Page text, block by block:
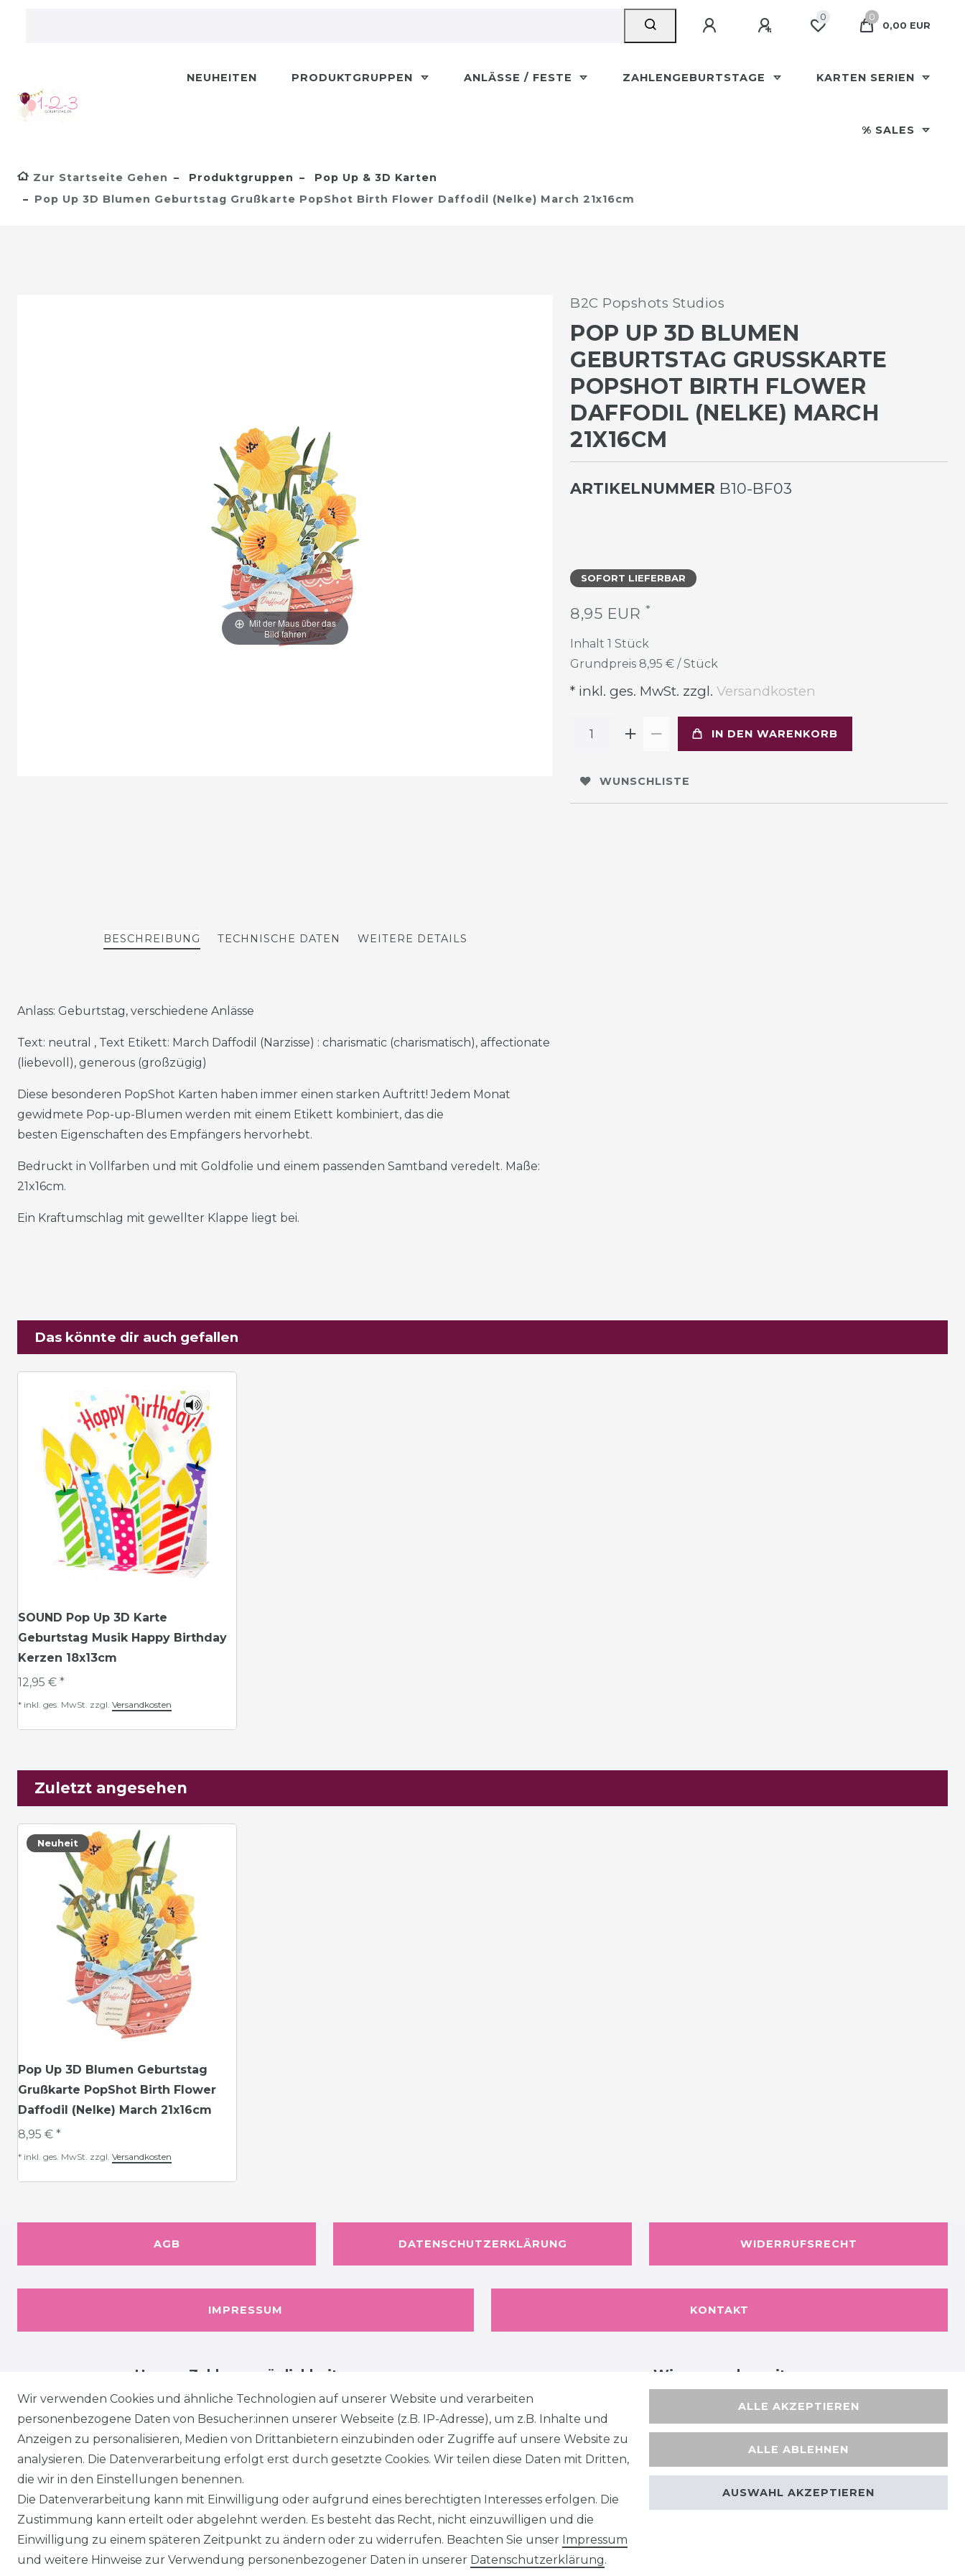
0
0
0,00 EUR
NEUHEITEN PRODUKTGRUPPEN ANLÄSSE / FESTE ZAHLENGEBURTSTAGE KARTEN SERIEN
% SALES
Zur Startseite Gehen Produktgruppen
Pop Up & 3D Karten
Pop Up 3D Blumen Geburtstag Grußkarte PopShot Birth Flower Daffodil (Nelke) March 21x16cm
Mit der Maus über das
Bild fahren
B2C Popshots Studios
POP UP 3D BLUMEN
GEBURTSTAG GRUSSKARTE P
OPSHOT BIRTH FLOWER D
AFFODIL (NELKE) MARCH 2
1X16CM
ARTIKELNUMMER B10-BF03
SOFORT LIEFERBAR
8,95 EUR *
Inhalt 1 Stück
Grundpreis 8,95 € / Stück
* inkl. ges. MwSt. zzgl. Versandkosten
IN DEN WARENKORB
WUNSCHLISTE
BESCHREIBUNG TECHNISCHE DATEN WEITERE DETAILS
Anlass: Geburtstag, verschiedene Anlässe
Text: neutral , Text Etikett: March Daffodil (Narzisse) : charismatic (charismatisch), affectionate
(liebevoll), generous (großzügig)
Diese besonderen PopShot Karten haben immer einen starken Auftritt! Jedem Monat
gewidmete Pop-up-Blumen werden mit einem Etikett kombiniert, das die
besten Eigenschaften des Empfängers hervorhebt.
Bedruckt in Vollfarben und mit Goldfolie und einem passenden Samtband veredelt. Maße:
21x16cm.
Ein Kraftumschlag mit gewellter Klappe liegt bei.
Das könnte dir auch gefallen
SOUND Pop Up 3D Karte
Geburtstag Musik Happy Birthday
Kerzen 18x13cm
12,95 € *
* inkl. ges. MwSt. zzgl. Versandkosten
Zuletzt angesehen
Neuheit
Pop Up 3D Blumen Geburtstag
Grußkarte PopShot Birth Flower
Daffodil (Nelke) March 21x16cm
8,95 € *
* inkl. ges. MwSt. zzgl. Versandkosten
AGB DATENSCHUTZERKLÄRUNG WIDERRUFSRECHT
IMPRESSUM KONTAKT
Unsere Zahlungsmöglichkeiten Wir versenden mit
Wir verwenden Cookies und ähnliche Technologien auf unserer Website und verarbeiten
personenbezogene Daten von Besucher:innen unserer Webseite (z.B. IP-Adresse), um z.B. Inhalte und
Anzeigen zu personalisieren, Medien von Drittanbietern einzubinden oder Zugriffe auf unsere Website zu
analysieren. Die Datenverarbeitung erfolgt erst durch gesetzte Cookies. Wir teilen diese Daten mit Dritten,
die wir in den Einstellungen benennen.
Die Datenverarbeitung kann mit Einwilligung oder aufgrund eines berechtigten Interesses erfolgen. Die
Zustimmung kann erteilt oder abgelehnt werden. Es besteht das Recht, nicht einzuwilligen und die
Einwilligung zu einem späteren Zeitpunkt zu ändern oder zu widerrufen. Beachten Sie unser Impressum
und weitere Hinweise zur Verwendung personenbezogener Daten in unserer Daten­schutz­erklärung.
ALLE AKZEPTIEREN
ALLE ABLEHNEN
AUSWAHL AKZEPTIEREN